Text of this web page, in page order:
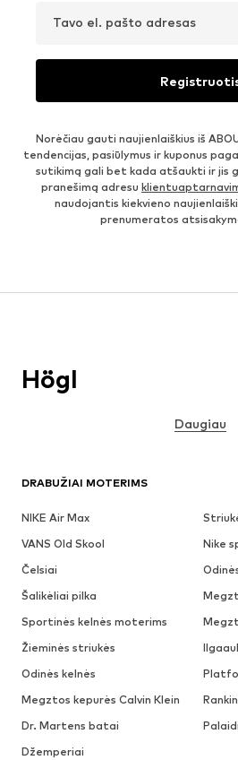
Tavo el. pašto adresas
Norėčiau gauti naujienlaiškius iš
tendencijas, pasiūlymus ir kuponus
sutikimą gali bet kada atšaukti ir jis
pranešimą adresu
naudojantis kiekvieno
prenumeratos
DRABUŽIAI MOTERIMS
NIKE Air Max
VANS Old Skool
Nike
Čelsiai
Šalikėliai pilka
Sportinės kelnės moterims
Žieminės striukės
Odinės kelnės
Megztos kepurės Calvin Klein
Dr. Martens batai
Džemperiai
Högl
Daugiau